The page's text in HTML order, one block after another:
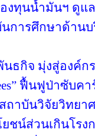
งทุนน้ำมันฯ ดูแ
การศึกษาด้าน
กิจ มุ่งสู่องค์กร
ฟื้นฟูป่าซับค
ถาบันวิจัยวิทยา
ยชน์ส่วนเกินโร